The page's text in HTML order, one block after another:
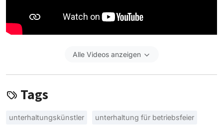
Alle Videos anzeigen
Tags
unterhaltungskünstler unterhaltung für betriebsfeier